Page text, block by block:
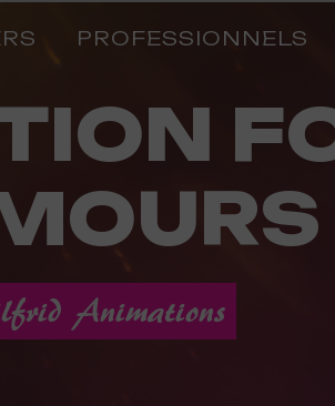
PROFESSIONNELS
Animations